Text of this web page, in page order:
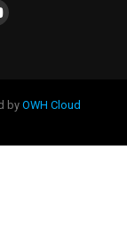
byOWH Cloud